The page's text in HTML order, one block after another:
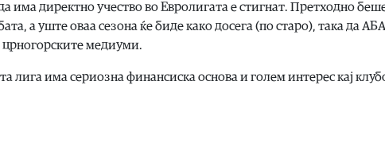
има директно учество во Евролигата е стигнат. Претходно
а уште оваа сезона ќе биде како досега (по старо), така да АБА
црногорските медиуми.
лига има сериозна финансиска основа и голем интерес кај